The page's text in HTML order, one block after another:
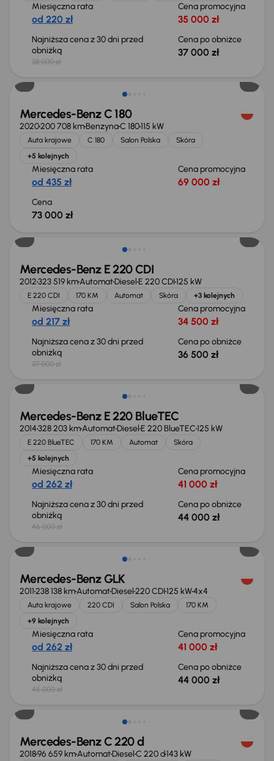
Miesięczna rata
od 220 zł
Cena promocyjna
35 000 zł
Najniższa cena z 30 dni przed
obniżką
38 000 zł
Cena po obniżce
37 000 zł
Mercedes-Benz C 180
2020200 708 kmBenzynaC 180115 kW
Auta krajowe C 180 Salon Polska
Skóra
+5 kolejnych
Miesięczna rata
od 435 zł
Cena promocyjna
69 000 zł
Cena
73 000 zł
Mercedes-Benz E 220 CDI
2012323 519 kmAutomatDiesel E 220 CDI125 kW
E 220 CDI 170 KM Automat Skóra +3 kolejnych
Miesięczna rata
od 217 zł
Cena promocyjna
34 500 zł
Najniższa cena z 30 dni przed
obniżką
37 000 zł
Cena po obniżce
36 500 zł
Taniej o 2 000 zł
Mercedes-Benz E 220 BlueTEC
2014328 203 kmAutomatDiesel E 220 BlueTEC125 kW
E 220 BlueTEC 170 KM Automat
Skóra
+5 kolejnych
Miesięczna rata
od 262 zł
Cena promocyjna
41 000 zł
Najniższa cena z 30 dni przed
obniżką
46 000 zł
Cena po obniżce
44 000 zł
Taniej o 1 000 zł
Mercedes-Benz GLK
2011238 138 kmAutomatDiesel220 CDI125 kW4x4
Auta krajowe 220 CDI Salon Polska
170 KM
+9 kolejnych
Miesięczna rata
od 262 zł
Cena promocyjna
41 000 zł
Najniższa cena z 30 dni przed
obniżką
45 000 zł
Cena po obniżce
44 000 zł
Taniej o 2 000 zł
Mercedes-Benz C 220 d
201896 659 kmAutomatDieselC 220 d143 kW